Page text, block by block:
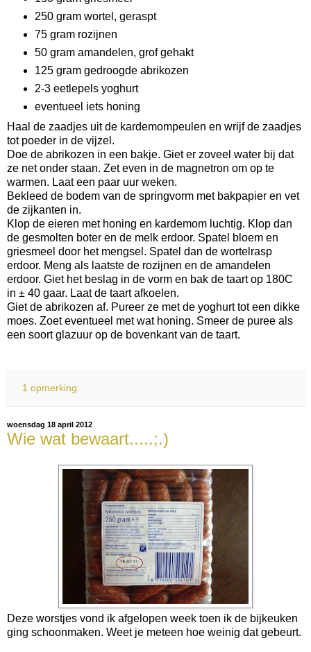
250 gram wortel, geraspt
75 gram rozijnen
50 gram amandelen, grof gehakt
125 gram gedroogde abrikozen
2-3 eetlepels yoghurt
eventueel iets honing
Haal de zaadjes uit de kardemompeulen en wrijf de zaadjes
tot poeder in de vijzel.
Doe de abrikozen in een bakje. Giet er zoveel water bij dat
ze net onder staan. Zet even in de magnetron om op te
warmen. Laat een paar uur weken.
Bekleed de bodem van de springvorm met bakpapier en vet
de zijkanten in.
Klop de eieren met honing en kardemom luchtig. Klop dan
de gesmolten boter en de melk erdoor. Spatel bloem en
griesmeel door het mengsel. Spatel dan de wortelrasp
erdoor. Meng als laatste de rozijnen en de amandelen
erdoor. Giet het beslag in de vorm en bak de taart op 180C
in ± 40 gaar. Laat de taart afkoelen.
Giet de abrikozen af. Pureer ze met de yoghurt tot een dikke
moes. Zoet eventueel met wat honing. Smeer de puree als
een soort glazuur op de bovenkant van de taart.
1 opmerking:
woensdag 18 april 2012
Wie wat bewaart.....;.)
Deze worstjes vond ik afgelopen week toen ik de bijkeuken
ging schoonmaken. Weet je meteen hoe weinig dat gebeurt.